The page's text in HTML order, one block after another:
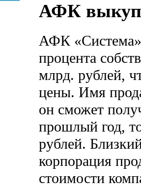
АФК
АФК «Система»
процента
млрд. рублей,
цены. Имя
он сможет
прошлый год,
рублей.
корпорация
стоимости